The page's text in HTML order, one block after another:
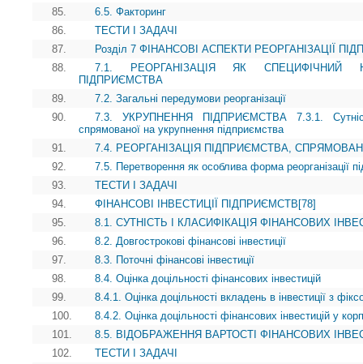
85.
6.5. Факторинг
86.
ТЕСТИ І ЗАДАЧІ
87.
Розділ 7 ФІНАНСОВІ АСПЕКТИ РЕОРГАНІЗАЦІЇ
88.
7.1. РЕОРГАНІЗАЦІЯ ЯК СПЕЦИФІЧНИЙ
ПІДПРИЄМСТВА
89.
7.2. Загальні передумови реорганізації
90.
7.3. УКРУПНЕННЯ ПІДПРИЄМСТВА 7.3.1.
спрямованої на укрупнення підприємства
91.
7.4. РЕОРГАНІЗАЦІЯ ПІДПРИЄМСТВА,
92.
7.5. Перетворення як особлива форма реорганізації
93.
ТЕСТИ І ЗАДАЧІ
94.
ФІНАНСОВІ ІНВЕСТИЦІЇ ПІДПРИЄМСТВ[78]
95.
8.1. СУТНІСТЬ І КЛАСИФІКАЦІЯ ФІНАНСОВИХ
96.
8.2. Довгострокові фінансові інвестиції
97.
8.3. Поточні фінансові інвестиції
98.
8.4. Оцінка доцільності фінансових інвестицій
99.
8.4.1. Оцінка доцільності вкладень в інвестиції з
100.
8.4.2. Оцінка доцільності фінансових інвестицій у
101.
8.5. ВІДОБРАЖЕННЯ ВАРТОСТІ ФІНАНСОВИХ
102.
ТЕСТИ І ЗАДАЧІ